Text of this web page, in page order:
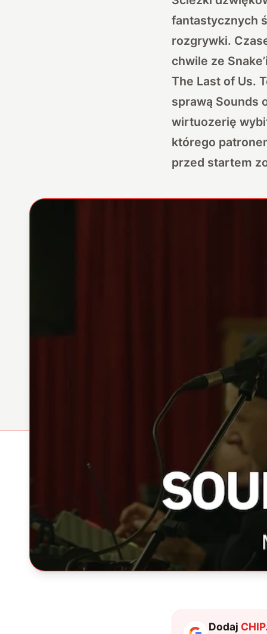
fantastycznych
rozgrywki.
chwile ze
The Last of Us.
sprawą Sounds
wirtuozerię
którego
przed startem
Dodaj